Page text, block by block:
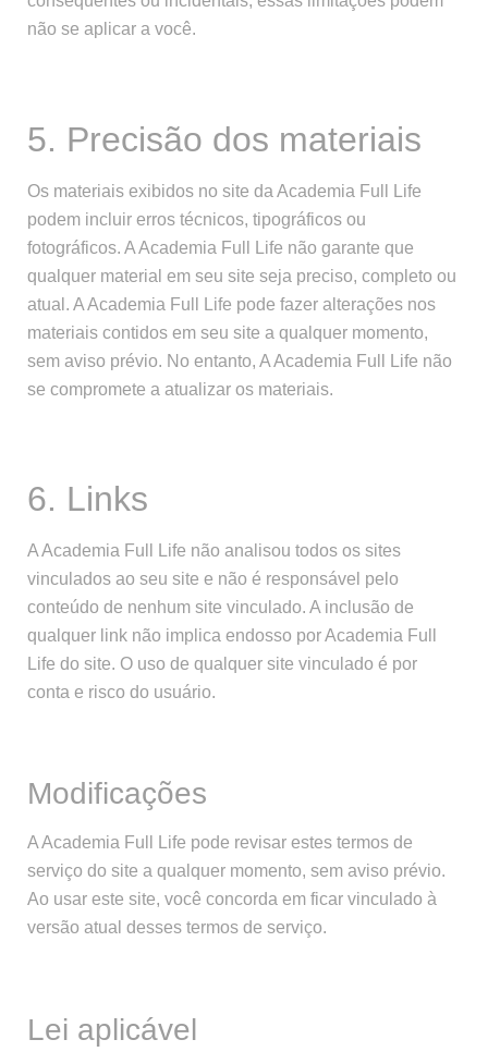
não se aplicar a você.
5. Precisão dos materiais
Os materiais exibidos no site da Academia Full Life
podem incluir erros técnicos, tipográficos ou
fotográficos. A Academia Full Life não garante que
qualquer material em seu site seja preciso, completo ou
atual. A Academia Full Life pode fazer alterações nos
materiais contidos em seu site a qualquer momento,
sem aviso prévio. No entanto, A Academia Full Life não
se compromete a atualizar os materiais.
6. Links
A Academia Full Life não analisou todos os sites
vinculados ao seu site e não é responsável pelo
conteúdo de nenhum site vinculado. A inclusão de
qualquer link não implica endosso por Academia Full
Life do site. O uso de qualquer site vinculado é por
conta e risco do usuário.
Modificações
A Academia Full Life pode revisar estes termos de
serviço do site a qualquer momento, sem aviso prévio.
Ao usar este site, você concorda em ficar vinculado à
versão atual desses termos de serviço.
Lei aplicável